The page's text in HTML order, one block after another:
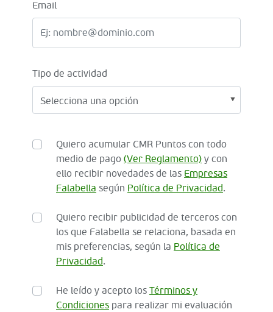
Email
Tipo de actividad
Quiero acumular CMR Puntos con todo
medio de pago (Ver Reglamento) y con
ello recibir novedades de las Empresas
Falabella según Política de Privacidad.
Quiero recibir publicidad de terceros con
los que Falabella se relaciona, basada en
mis preferencias, según la Política de
Privacidad.
He leído y acepto los Términos y
Condiciones para realizar mi evaluación